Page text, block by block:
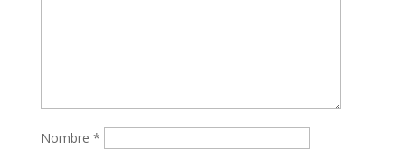
Nombre *